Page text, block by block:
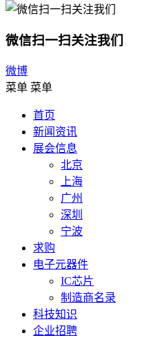
微信扫一扫关注我们
微博
菜单 菜单
首页
新闻资讯
展会信息
北京
上海
广州
深圳
宁波
求购
电子元器件
IC芯片
制造商名录
科技知识
企业招聘